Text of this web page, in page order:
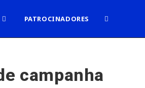
PATROCINADORES ALTERNAR
campanha